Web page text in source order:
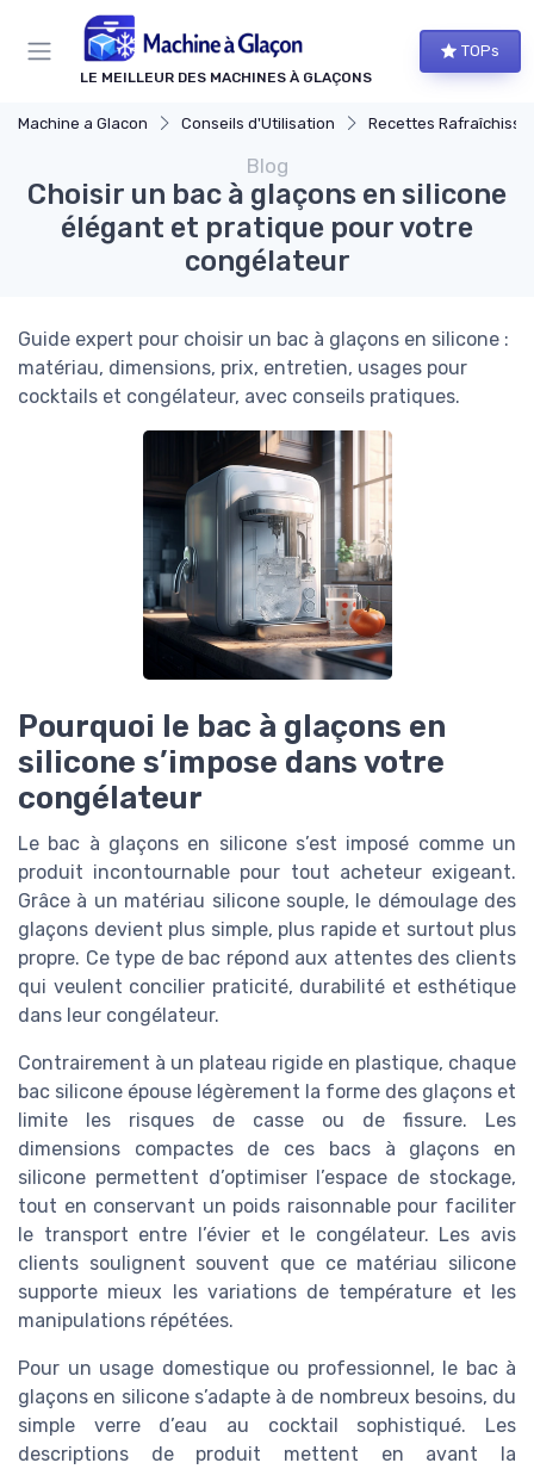
LE MEILLEUR DES MACHINES À GLAÇONS
TOPs
Machine a Glacon Conseils d'Utilisation Recettes
Blog
Choisir un bac à glaçons en silicone
élégant et pratique pour votre
congélateur
Guide expert pour choisir un bac à glaçons en silicone :
matériau, dimensions, prix, entretien, usages pour
cocktails et congélateur, avec conseils pratiques.
Pourquoi le bac à glaçons en
silicone s’impose dans votre
congélateur
Le bac à glaçons en silicone s’est imposé comme un
produit incontournable pour tout acheteur exigeant.
Grâce à un matériau silicone souple, le démoulage des
glaçons devient plus simple, plus rapide et surtout plus
propre. Ce type de bac répond aux attentes des clients
qui veulent concilier praticité, durabilité et esthétique
dans leur congélateur.
Contrairement à un plateau rigide en plastique, chaque
bac silicone épouse légèrement la forme des glaçons et
limite les risques de casse ou de fissure. Les
dimensions compactes de ces bacs à glaçons en
silicone permettent d’optimiser l’espace de stockage,
tout en conservant un poids raisonnable pour faciliter
le transport entre l’évier et le congélateur. Les avis
clients soulignent souvent que ce matériau silicone
supporte mieux les variations de température et les
manipulations répétées.
Pour un usage domestique ou professionnel, le bac à
glaçons en silicone s’adapte à de nombreux besoins, du
simple verre d’eau au cocktail sophistiqué. Les
descriptions de produit mettent en avant la